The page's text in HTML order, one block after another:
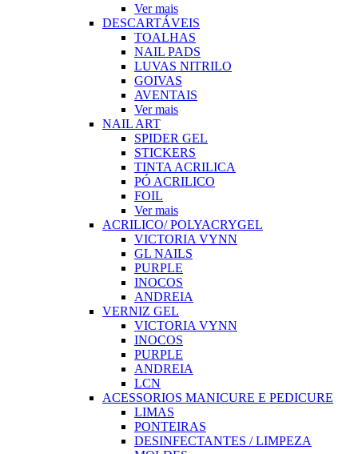
Ver mais
DESCARTÁVEIS
TOALHAS
NAIL PADS
LUVAS NITRILO
GOIVAS
AVENTAIS
Ver mais
NAIL ART
SPIDER GEL
STICKERS
TINTA ACRILICA
PÓ ACRILICO
FOIL
Ver mais
ACRILICO/ POLYACRYGEL
VICTORIA VYNN
GL NAILS
PURPLE
INOCOS
ANDREIA
VERNIZ GEL
VICTORIA VYNN
INOCOS
PURPLE
ANDREIA
LCN
ACESSORIOS MANICURE E PEDICURE
LIMAS
PONTEIRAS
DESINFECTANTES / LIMPEZA